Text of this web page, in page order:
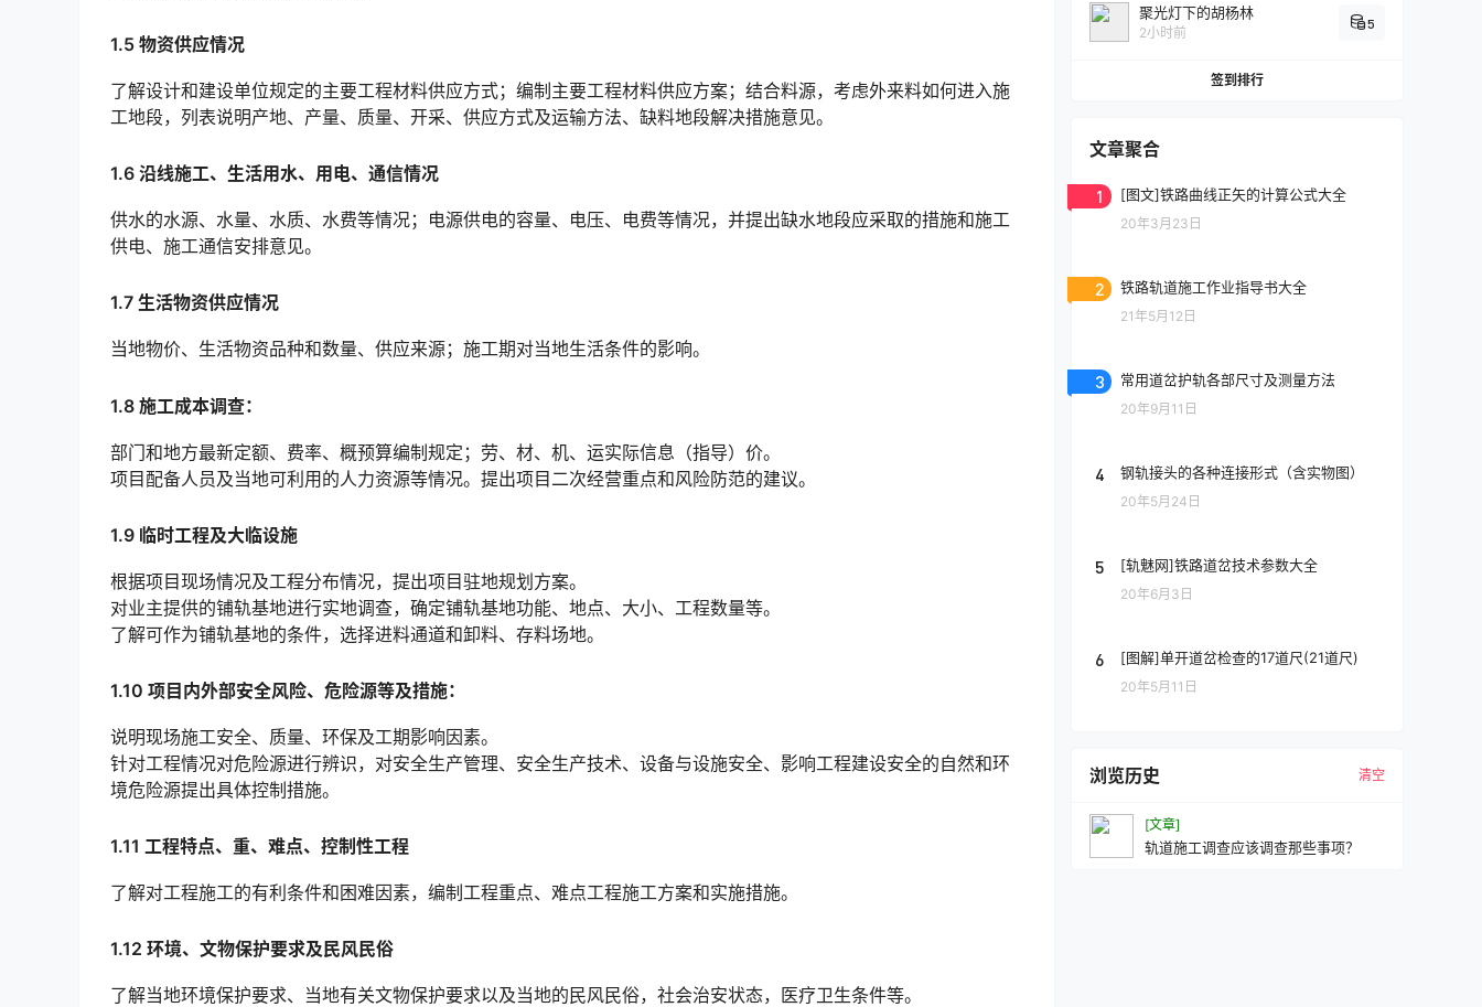
1.5 物资供应情况
了解设计和建设单位规定的主要工程材料供应方式；编制主要工程材料供应方案；结合料源，考虑外来料如何进入施
工地段，列表说明产地、产量、质量、开采、供应方式及运输方法、缺料地段解决措施意见。󠅅󠅃󠄵󠅂󠄪󠇖󠆨󠆨󠇕󠆞󠆒󠅬󠇘󠆭󠆘󠇙󠆝󠅵󠇗󠆭󠆁󠄐󠇗󠅹󠅸󠇖󠆍󠅳󠇖󠅹󠅰󠇖󠆌󠅹
1.6 沿线施工、生活用水、用电、通信情况
供水的水源、水量、水质、水费等情况；电源供电的容量、电压、电费等情况，并提出缺水地段应采取的措施和施工
供电、施工通信安排意见。
1.7 生活物资供应情况
当地物价、生活物资品种和数量、供应来源；施工期对当地生活条件的影响。
1.8 施工成本调查：
部门和地方最新定额、费率、概预算编制规定；劳、材、机、运实际信息（指导）价。
项目配备人员及当地可利用的人力资源等情况。提出项目二次经营重点和风险防范的建议。
1.9 临时工程及大临设施
根据项目现场情况及工程分布情况，提出项目驻地规划方案。
对业主提供的铺轨基地进行实地调查，确定铺轨基地功能、地点、大小、工程数量等。
了解可作为铺轨基地的条件，选择进料通道和卸料、存料场地。
1.10 项目内外部安全风险、危险源等及措施：
说明现场施工安全、质量、环保及工期影响因素。
针对工程情况对危险源进行辨识，对安全生产管理、安全生产技术、设备与设施安全、影响工程建设安全的自然和环
境危险源提出具体控制措施。
1.11 工程特点、重、难点、控制性工程
了解对工程施工的有利条件和困难因素，编制工程重点、难点工程施工方案和实施措施。
1.12 环境、文物保护要求及民风民俗
了解当地环境保护要求、当地有关文物保护要求以及当地的民风民俗，社会治安状态，医疗卫生条件等。
聚光灯下的胡杨林
2小时前
5
签到排行
文章聚合
1 [图文]铁路曲线正矢的计算公式大全
20年3月23日
2 铁路轨道施工作业指导书大全
21年5月12日
3 常用道岔护轨各部尺寸及测量方法
20年9月11日
4 钢轨接头的各种连接形式（含实物图）
20年5月24日
5 [轨魅网]铁路道岔技术参数大全
20年6月3日
6 [图解]单开道岔检查的17道尺(21道尺)
20年5月11日
浏览历史 清空
[文章]
轨道施工调查应该调查那些事项？